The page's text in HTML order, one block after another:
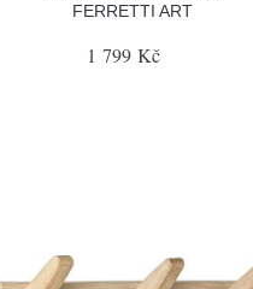
FERRETTI ART
1 799 Kč